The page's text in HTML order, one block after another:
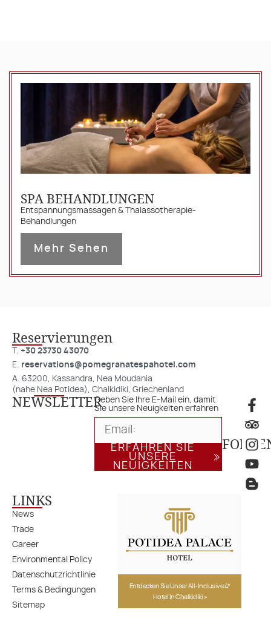
Entspannen Sie Ihren Körper, indem Sie in
unserem Entspannungspool mit
Meerwasser schwimmen und eine
einzigartige Nacken-Hydrotherapie unter
unserem Wasserfall genießen.
SPA BEHANDLUNGEN
Entspannungsmassagen & Thalassotherapie-
Behandlungen
Mehr Sehen
Reservierungen
T. +30 23730 43070
E. reservations@pomegranatespahotel.com
A. 63200, Kassandra, Nea Moudania
(nahe Nea Potidea), Chalkidiki, Griechenland
LINKS
News
Trade
Career
Environmental Policy
Datenschutzrichtlinie
Terms & Bedingungen
Sitemap
NEWSLETTERGeben Sie Ihre E-Mail ein, damit
Sie unsere Neuigkeiten erfahren
ERFAHREN SIE
UNSERE
NEUIGKEITEN
Entdecken Sie Unser All-Inclusive 4*
Hotel In Chalkidiki »